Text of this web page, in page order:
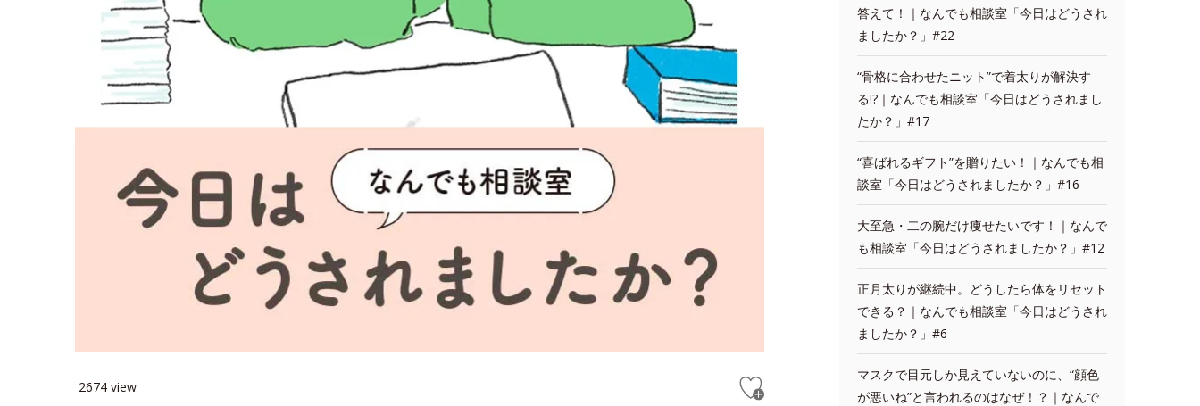
2674 view
答えて！｜なんでも相談室「今日はどうされ
ましたか？」#22
“骨格に合わせたニット”で着太りが解決す
る!?｜なんでも相談室「今日はどうされまし
たか？」#17
“喜ばれるギフト”を贈りたい！｜なんでも相
談室「今日はどうされましたか？」#16
大至急・二の腕だけ痩せたいです！｜なんで
も相談室「今日はどうされましたか？」#12
正月太りが継続中。どうしたら体をリセット
できる？｜なんでも相談室「今日はどうされ
ましたか？」#6
マスクで目元しか見えていないのに、“顔色
が悪いね”と言われるのはなぜ！？｜なんで